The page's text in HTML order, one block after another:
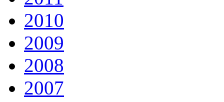
2010
2009
2008
2007